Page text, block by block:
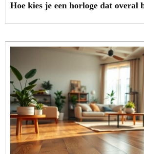
Hoe kies je een horloge dat overal